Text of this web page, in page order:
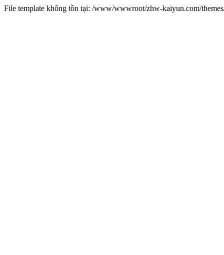
File template không tồn tại: /www/wwwroot/zhw-kaiyun.com/